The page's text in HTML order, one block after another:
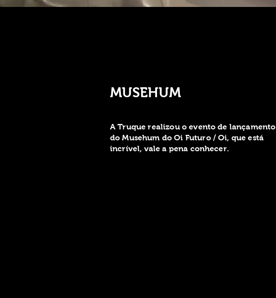
MUSEHUM
A Truque realizou o evento de lançamento
do Musehum do Oi Futuro / Oi, que está
incrível, vale a pena conhecer.